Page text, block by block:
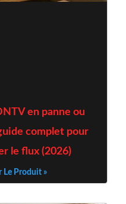
en panne ou
complet pour
le flux (2026)
Le Produit »